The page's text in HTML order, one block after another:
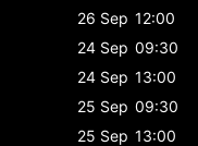
26 Sep 12:00
24 Sep 09:30
24 Sep 13:00
25 Sep 09:30
25 Sep 13:00